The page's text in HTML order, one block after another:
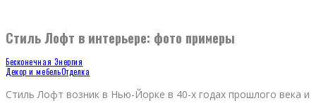
Стиль Лофт в интерьере: фото примеры
Бесконечная Энергия
Декор и мебельОтделка
Стиль Лофт возник в Нью-Йорке в 40-х годах прошлого века и